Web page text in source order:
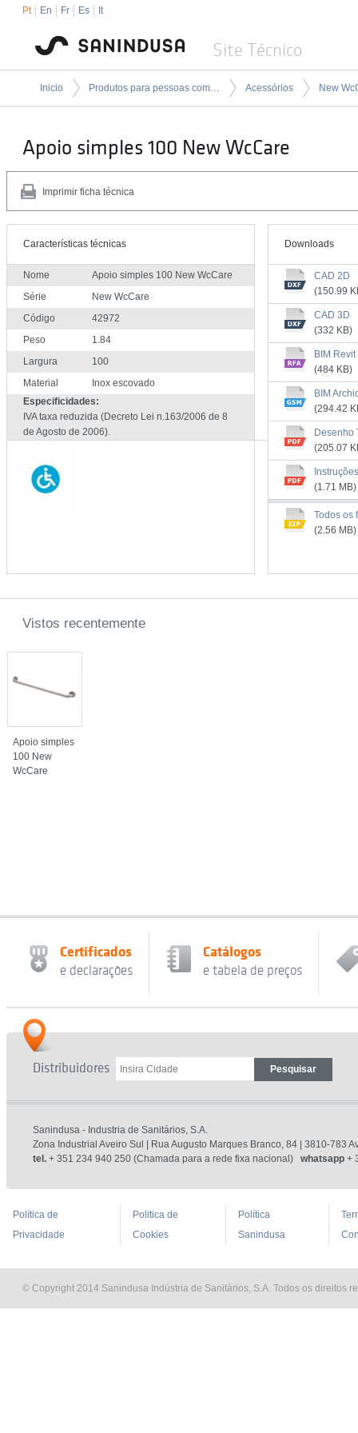
Pt En Fr Es It
Site Técnico
Inicio Produtos para pessoas com mobilidade condicionada Acessórios New
Apoio simples 100 New WcCare
Imprimir ficha técnica
Características técnicas
Nome
Apoio simples 100 New WcCare
Série
New WcCare
Código
42972
Peso
1.84
Largura
100
Material
Inox escovado
Especificidades:
IVA taxa reduzida (Decreto Lei n.163/2006 de 8
de Agosto de 2006).
Downloads
CAD 2D
(150.99
CAD 3D
(332 KB)
BIM Revit
(484 KB)
BIM
(294.42
Desenho
(205.07
(1.71 MB)
Todos os
(2.56 MB)
Vistos recentemente
Apoio simples
100 New
WcCare
Certificados
e declarações
Catálogos
e tabela de preços
Distribuidores
Sanindusa - Industria de Sanitários, S.A.
Zona Industrial Aveiro Sul | Rua Augusto Marques Branco, 84 | 3810-783
tel. + 351 234 940 250 (Chamada para a rede fixa nacional) whatsapp +
Política de
Privacidade
Politica de
Cookies
Política
Sanindusa
© Copyright 2014 Sanindusa Indústria de Sanitários, S.A. Todos os direitos